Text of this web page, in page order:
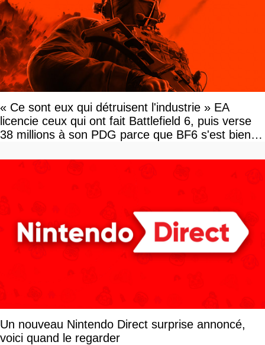
« Ce sont eux qui détruisent l'industrie » EA
licencie ceux qui ont fait Battlefield 6, puis verse
38 millions à son PDG parce que BF6 s'est bien
Un nouveau Nintendo Direct surprise annoncé,
voici quand le regarder